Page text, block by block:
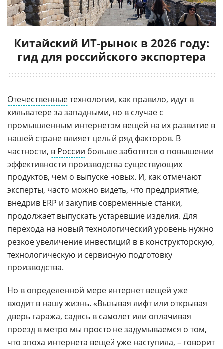
Китайский ИТ-рынок в 2026 году:
гид для российского экспортера
Отечественныетехнологии, как правило, идут в
кильватере за западными, но в случае с
промышленным интернетом вещей на их развитие в
нашей стране влияет целый ряд факторов. В
частности, в России больше заботятся о повышении
эффективности производства существующих
продуктов, чем о выпуске новых. И, как отмечают
эксперты, часто можно видеть, что предприятие,
внедрив ERP и закупив современные станки,
продолжает выпускать устаревшие изделия. Для
перехода на новый технологический уровень нужно
резкое увеличение инвестиций в в конструкторскую,
технологическую и сервисную подготовку
производства.
Но в определенной мере интернет вещей уже
входит в нашу жизнь. «Вызывая лифт или открывая
дверь гаража, садясь в самолет или оплачивая
проезд в метро мы просто не задумываемся о том,
что эпоха интернета вещей уже наступила, – говорит